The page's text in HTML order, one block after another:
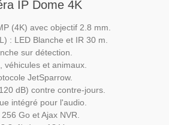
IP Dome 4K
(4K) avec objectif 2.8 mm.
: LED Blanche et IR 30 m.
sur détection.
véhicules et animaux.
JetSparrow.
dB) contre contre-jours.
intégré pour l'audio.
Go et Ajax NVR.